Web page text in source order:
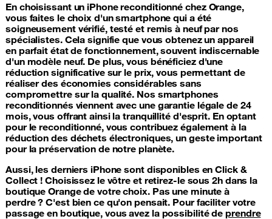
En choisissant un iPhone reconditionné chez Orange,
vous faites le choix d'un smartphone qui a été
soigneusement vérifié, testé et remis à neuf par nos
spécialistes. Cela signifie que vous obtenez un appareil
en parfait état de fonctionnement, souvent indiscernable
d'un modèle neuf. De plus, vous bénéficiez d'une
réduction significative sur le prix, vous permettant de
réaliser des économies considérables sans
compromettre sur la qualité. Nos smartphones
reconditionnés viennent avec une garantie légale de 24
mois, vous offrant ainsi la tranquillité d'esprit. En optant
pour le reconditionné, vous contribuez également à la
réduction des déchets électroniques, un geste important
pour la préservation de notre planète.
Aussi, les derniers iPhone sont disponibles en Click &
Collect ! Choisissez le vôtre et retirez-le sous 2h dans la
boutique Orange de votre choix. Pas une minute à
perdre ? C'est bien ce qu'on pensait. Pour faciliter votre
passage en boutique, vous avez la possibilité deprendre